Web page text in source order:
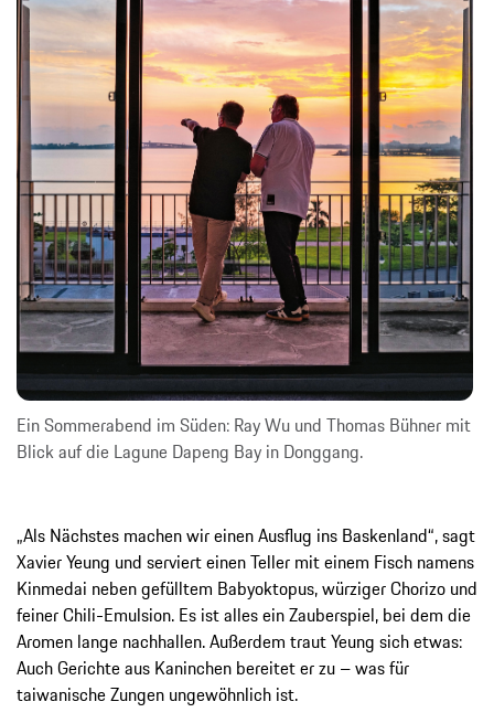
Ein Sommerabend im Süden: Ray Wu und Thomas Bühner mit
Blick auf die Lagune Dapeng Bay in Donggang.
„Als Nächstes machen wir einen Ausflug ins Baskenland“, sagt
Xavier Yeung und serviert einen Teller mit einem Fisch namens
Kinmedai neben gefülltem Babyoktopus, würziger Chorizo und
feiner Chili-Emulsion. Es ist alles ein Zauberspiel, bei dem die
Aromen lange nachhallen. Außerdem traut Yeung sich etwas:
Auch Gerichte aus Kaninchen bereitet er zu – was für
taiwanische Zungen ungewöhnlich ist.